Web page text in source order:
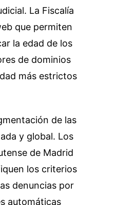
La Fiscalía
que permiten
la edad de los
de dominios
más estrictos
de las
y global. Los
de Madrid
los criterios
denuncias por
automáticas